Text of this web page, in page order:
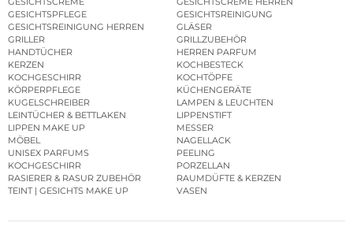
GESICHTSPFLEGE
GESICHTSREINIGUNG
GESICHTSREINIGUNG HERREN
GLÄSER
GRILLER
GRILLZUBEHÖR
HANDTÜCHER
HERREN PARFUM
KERZEN
KOCHBESTECK
KOCHGESCHIRR
KOCHTÖPFE
KÖRPERPFLEGE
KÜCHENGERÄTE
KUGELSCHREIBER
LAMPEN & LEUCHTEN
LEINTÜCHER & BETTLAKEN
LIPPENSTIFT
LIPPEN MAKE UP
MESSER
MÖBEL
NAGELLACK
UNISEX PARFUMS
PEELING
KOCHGESCHIRR
PORZELLAN
RASIERER & RASUR ZUBEHÖR
RAUMDÜFTE & KERZEN
TEINT | GESICHTS MAKE UP
VASEN